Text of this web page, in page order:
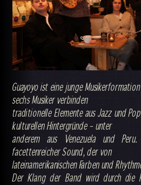
Guayoyo ist eine junge
sechs Musiker verbinden
traditionelle Elemente aus Jazz und
kulturellen Hintergründe – unter
anderem aus Venezuela und
facettenreicher Sound, der von
lateinamerikanischen Farben und
Der Klang der Band wird durch die